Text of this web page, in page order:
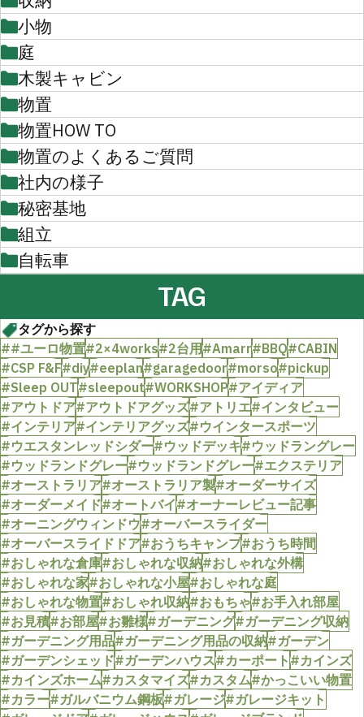
小物
庭
木製キャビン
物置
物置HOW TO
物置のよくあるご質問
社内の様子
秘密基地
組立
自転車
TAG
タグから探す
##ユーロ物置#2×4works#2台用#Amarr#BBQ#CABIN
#CSP F&F#diy#eeplan#garagedoor#morso#pickup
#Sleep OUT#sleepout#WORKSHOP#アイディア
#アウトドア#アウトドアグッズ#アトリエ#インタビュー
#インテリア#インテリアグッズ#ウインタースポーツ
#ウエスタンレッドシダー#ウッドデッキ#ウッドラングレー
#ウッドランドグレー#ウッドランドグレー#エクステリア
#オーストラリア#オーストラリア製#オーダーサイズ
#オーダーメイド#オートバイ#オーナーレビュー記事
#オーニングウィンドウ#オーバースライダー
#オーバースライドドア#おうちキャンプ#おうち時間
#おしゃれな倉庫#おしゃれな収納#おしゃれな外構
#おしゃれな家#おしゃれな小屋#おしゃれな庭
#おしゃれな物置#おしゃれ収納#おもちゃ#お手入れ部屋
#お見積#お部屋#お雛様#ガーデニング#ガーデニング収納
#ガーデニング用品#ガーデニング用品の収納#ガーデン
#ガーデンシェッド#ガーデンハウス#カーポート#カインズ
#カインズホーム#カスタマイズ#カスタム#かっこいい物置
#カラー#ガルバニウム鋼板#ガレージ#ガレージキット